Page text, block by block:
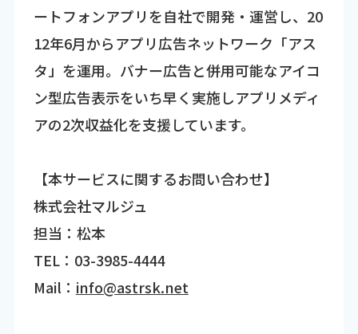
ートフォンアプリを自社で開発・運営し、20
12年6月からアプリ広告ネットワーク「アス
タ」を運用。バナー広告と併用可能なアイコ
ン型広告表示をいち早く実施しアプリメディ
アの2次収益化を支援しています。
【本サービスに関するお問い合わせ】
株式会社マルジュ
担当：松本
TEL：03-3985-4444
Mail： info@astrsk.net